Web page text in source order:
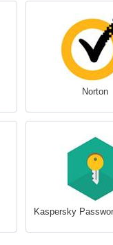
Norton
Kaspersky